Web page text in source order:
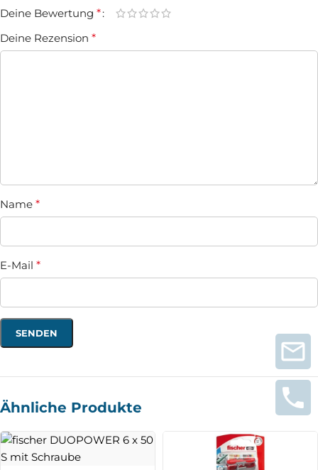
Deine Bewertung *
Deine Rezension *
Name *
E-Mail *
Ähnliche Produkte